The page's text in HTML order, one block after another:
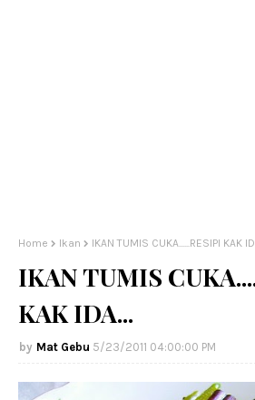
Home Ikan IKAN TUMIS CUKA......RESIPI KAK
IKAN TUMIS
KAK IDA...
Mat Gebu 5/23/2011 04:00:00 PM